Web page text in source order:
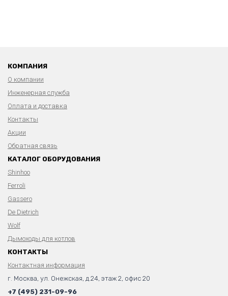
КОМПАНИЯ
О компании
Инженерная служба
Оплата и доставка
Контакты
Акции
Обратная связь
КАТАЛОГ ОБОРУДОВАНИЯ
Shinhoo
Ferroli
Gassero
De Dietrich
Wolf
Дымоходы для котлов
КОНТАКТЫ
Контактная информация
г. Москва, ул. Онежская, д.24, этаж 2, офис 20
+7 (495) 231-09-96